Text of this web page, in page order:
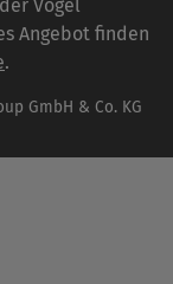
Vogel
Angebot finden
.
GmbH & Co. KG